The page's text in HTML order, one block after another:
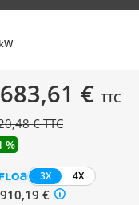
€ TTC
€ TTC
%
3X 4X
€